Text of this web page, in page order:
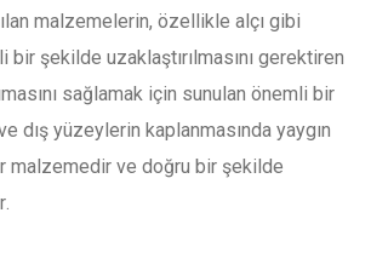
malzemelerin, özellikle alçı gibi
bir şekilde uzaklaştırılmasını gerektiren
sağlamak için sunulan önemli bir
dış yüzeylerin kaplanmasında yaygın
malzemedir ve doğru bir şekilde